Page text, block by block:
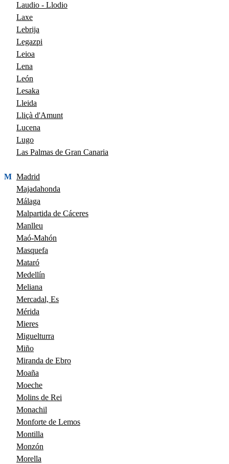
Laudio - Llodio
Laxe
Lebrija
Legazpi
Leioa
Lena
León
Lesaka
Lleida
Lliçà d'Amunt
Lucena
Lugo
Las Palmas de Gran Canaria
M Madrid
Majadahonda
Málaga
Malpartida de Cáceres
Manlleu
Maó-Mahón
Masquefa
Mataró
Medellín
Meliana
Mercadal, Es
Mérida
Mieres
Miguelturra
Miño
Miranda de Ebro
Moaña
Moeche
Molins de Rei
Monachil
Monforte de Lemos
Montilla
Monzón
Morella